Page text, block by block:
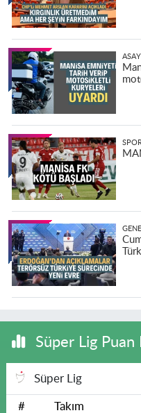
SPOR
GENEL
Süper Lig Puan
Süper Lig
# Takım